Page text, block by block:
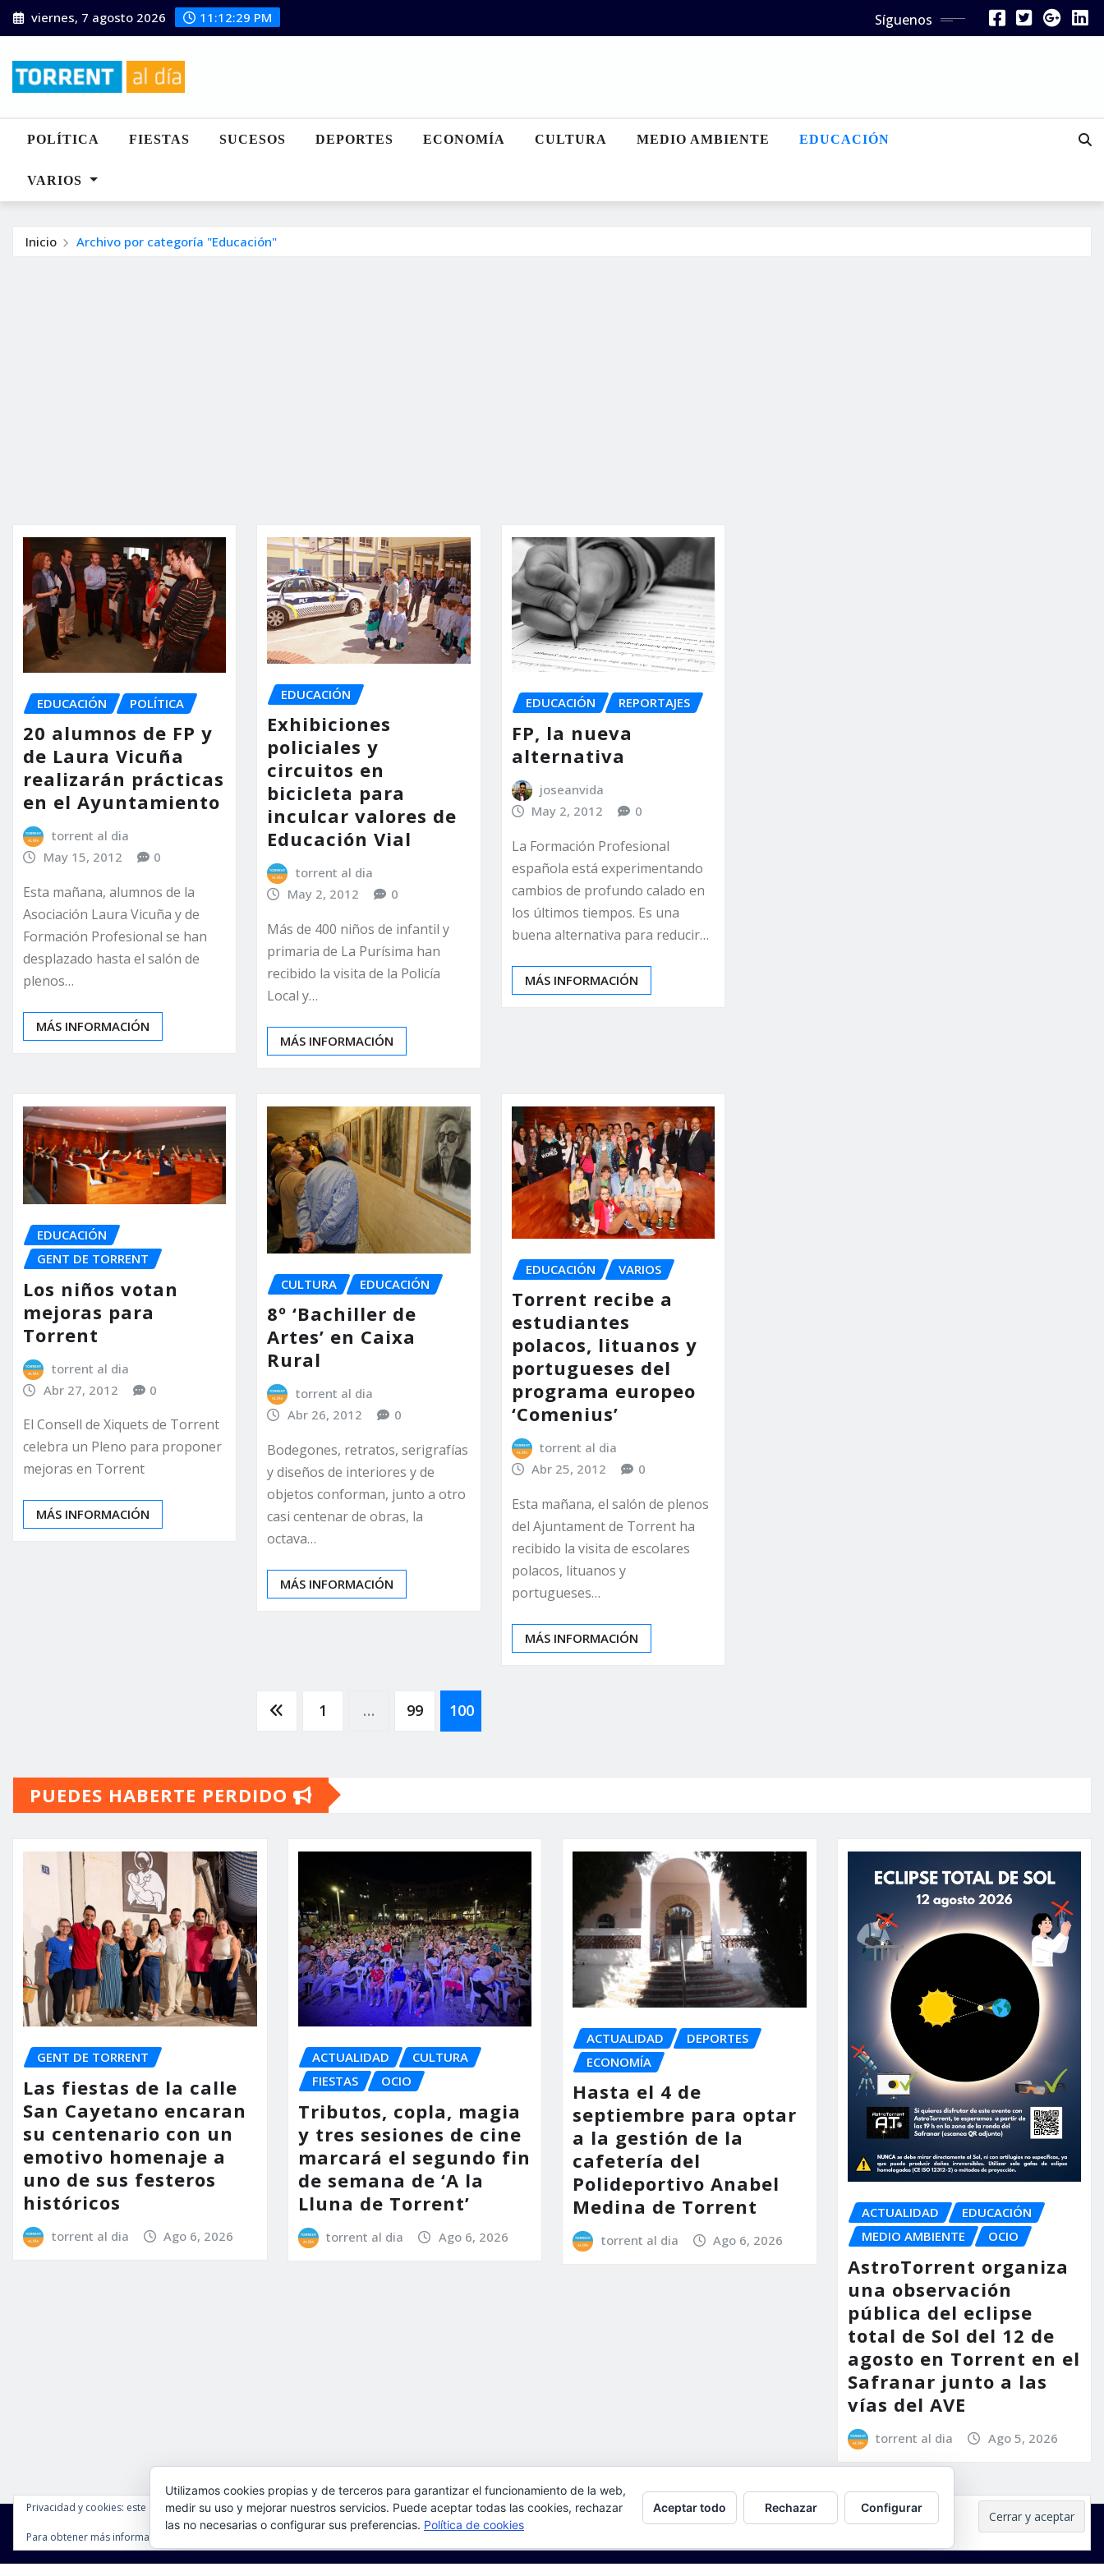
Saltar
al
viernes, 7 agosto 2026 11:12:30 PM Síguenos
POLÍTICA FIESTAS SUCESOS DEPORTES ECONOMÍA CULTURA MEDIO AMBIENTE EDUCACIÓN
VARIOS
Inicio Archivo por categoría "Educación"
EDUCACIÓN POLÍTICA
20 alumnos de FP y
de Laura Vicuña
realizarán prácticas
en el Ayuntamiento
torrent al dia
May 15, 2012
0
Esta mañana, alumnos de la
Asociación Laura Vicuña y de
Formación Profesional se han
desplazado hasta el salón de
plenos…
MÁS INFORMACIÓN
EDUCACIÓN
Exhibiciones
policiales y
circuitos en
bicicleta para
inculcar valores de
Educación Vial
torrent al dia
May 2, 2012
0
Más de 400 niños de infantil y
primaria de La Purísima han
recibido la visita de la Policía
Local y…
MÁS INFORMACIÓN
EDUCACIÓN REPORTAJES
FP, la nueva
alternativa
joseanvida
May 2, 2012
0
La Formación Profesional
española está experimentando
cambios de profundo calado en
los últimos tiempos. Es una
buena alternativa para reducir…
MÁS INFORMACIÓN
EDUCACIÓN
GENT DE TORRENT
Los niños votan
mejoras para
Torrent
torrent al dia
Abr 27, 2012
0
El Consell de Xiquets de Torrent
celebra un Pleno para proponer
mejoras en Torrent
MÁS INFORMACIÓN
CULTURA EDUCACIÓN
8º ‘Bachiller de
Artes’ en Caixa
Rural
torrent al dia
Abr 26, 2012
0
Bodegones, retratos, serigrafías
y diseños de interiores y de
objetos conforman, junto a otro
casi centenar de obras, la
octava…
MÁS INFORMACIÓN
EDUCACIÓN VARIOS
Torrent recibe a
estudiantes
polacos, lituanos y
portugueses del
programa europeo
‘Comenius’
torrent al dia
Abr 25, 2012
0
Esta mañana, el salón de plenos
del Ajuntament de Torrent ha
recibido la visita de escolares
polacos, lituanos y
portugueses…
MÁS INFORMACIÓN
entradas
1 … 99 100
PUEDES HABERTE PERDIDO
GENT DE TORRENT
Las fiestas de la calle
San Cayetano encaran
su centenario con un
emotivo homenaje a
uno de sus festeros
históricos
torrent al dia Ago 6, 2026
ACTUALIDAD
CULTURA
FIESTAS
OCIO
Tributos, copla, magia
y tres sesiones de cine
marcará el segundo fin
de semana de ‘A la
Lluna de Torrent’
torrent al dia Ago 6, 2026
ACTUALIDAD
DEPORTES
ECONOMÍA
Hasta el 4 de
septiembre para optar
a la gestión de la
cafetería del
Polideportivo Anabel
Medina de Torrent
torrent al dia Ago 6, 2026
ACTUALIDAD
EDUCACIÓN
MEDIO AMBIENTE
OCIO
AstroTorrent organiza
una observación
pública del eclipse
total de Sol del 12 de
agosto en Torrent en el
Safranar junto a las
vías del AVE
torrent al dia Ago 5, 2026
Utilizamos cookies propias y de terceros para garantizar el funcionamiento de la web,
medir su uso y mejorar nuestros servicios. Puede aceptar todas las cookies, rechazar
las no necesarias o configurar sus preferencias. Política de cookies
Aceptar todo Rechazar Configurar
Privacidad y cookies: este sitio usa cookies. Si continúas navegando por él, aceptas su uso.
Para obtener más información, incluido cómo gestionar las cookies, consulta: